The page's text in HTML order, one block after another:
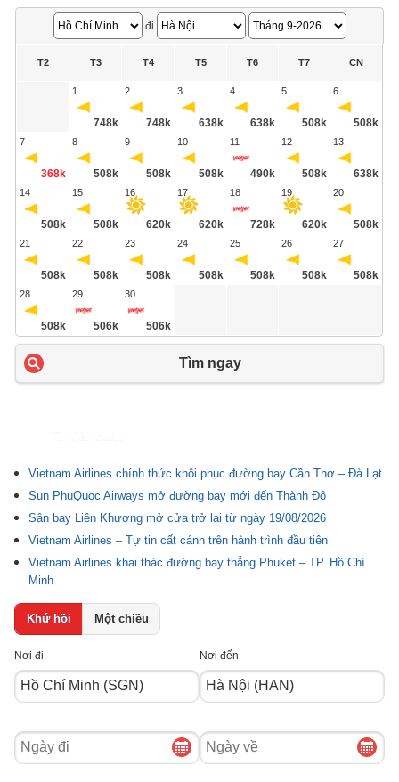
đi
T2 T3 T4 T5 T6 T7 CN
1
748k
2
748k
3
638k
4
638k
5
508k
6
508k
7
368k
8
508k
9
508k
10
508k
11
490k
12
508k
13
638k
14
508k
15
508k
16
620k
17
620k
18
728k
19
620k
20
508k
21
508k
22
508k
23
508k
24
508k
25
508k
26
508k
27
508k
28
508k
29
506k
30
506k
Tìm ngay
Vietnam Airlines chính thức khôi phục đường bay Cần Thơ – Đà Lạt
Sun PhuQuoc Airways mở đường bay mới đến Thành Đô
Sân bay Liên Khương mở cửa trở lại từ ngày 19/08/2026
Vietnam Airlines – Tự tin cất cánh trên hành trình đầu tiên
Vietnam Airlines khai thác đường bay thẳng Phuket – TP. Hồ Chí
Minh
Khứ hồi Một chiều
Nơi đi Nơi đến
Ngày
đi
Ngày
về